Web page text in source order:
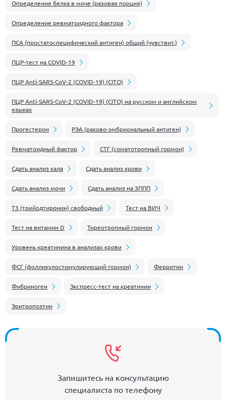
Определение белка в моче (разовая порция)
Определение ревматоидного фактора
ПСА (простатоспецифический антиген) общий (чувствит.)
ПЦР-тест на COVID-19
ПЦР Anti-SARS-CoV-2 (COVID-19) (CITO)
ПЦР Anti-SARS-CoV-2 (COVID-19) (CITO) на русском и английском
языках
Прогестерон РЭА (раково-эмбриональный антиген)
Ревматоидный фактор СТГ (соматотропный гормон)
Сдать анализ кала Сдать анализ крови
Сдать анализ мочи Сдать анализ на ЗППП
Т3 (трийодтиронин) свободный Тест на ВИЧ
Тест на витамин D Тиреотропный гормон
Уровень креатинина в анализах крови
ФСГ (фолликулостимулирующий гормон) Ферритин
Фибриноген Экспресс-тест на креатинин
Эритропоэтин
Запишитесь на консультацию
специалиста по телефону